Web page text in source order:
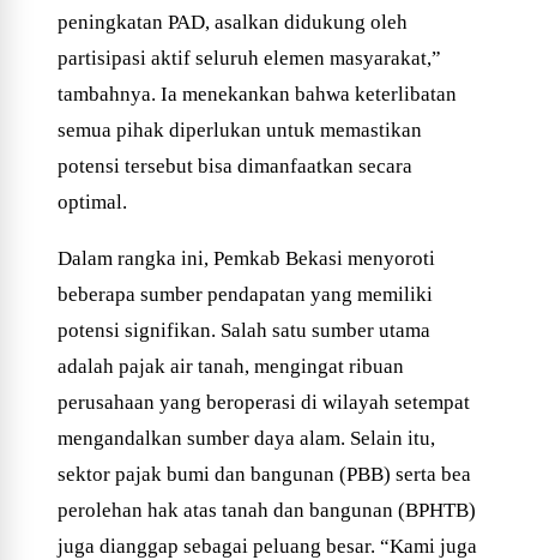
peningkatan PAD, asalkan didukung oleh
partisipasi aktif seluruh elemen masyarakat,”
tambahnya. Ia menekankan bahwa keterlibatan
semua pihak diperlukan untuk memastikan
potensi tersebut bisa dimanfaatkan secara
optimal.
Dalam rangka ini, Pemkab Bekasi menyoroti
beberapa sumber pendapatan yang memiliki
potensi signifikan. Salah satu sumber utama
adalah pajak air tanah, mengingat ribuan
perusahaan yang beroperasi di wilayah setempat
mengandalkan sumber daya alam. Selain itu,
sektor pajak bumi dan bangunan (PBB) serta bea
perolehan hak atas tanah dan bangunan (BPHTB)
juga dianggap sebagai peluang besar. “Kami juga